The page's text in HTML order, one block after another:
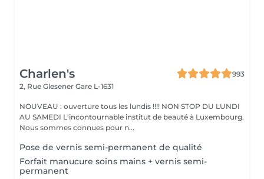
Charlen's
993
2, Rue Glesener Gare L-1631
NOUVEAU : ouverture tous les lundis !!!! NON STOP DU LUNDI
AU SAMEDI L'incontournable institut de beauté à Luxembourg.
Nous sommes connues pour n...
Pose de vernis semi-permanent de qualité
Forfait manucure soins mains + vernis semi-
permanent